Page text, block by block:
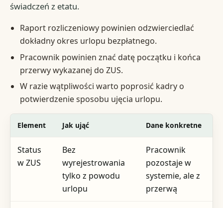
świadczeń z etatu.
Raport rozliczeniowy powinien odzwierciedlać
dokładny okres urlopu bezpłatnego.
Pracownik powinien znać datę początku i końca
przerwy wykazanej do ZUS.
W razie wątpliwości warto poprosić kadry o
potwierdzenie sposobu ujęcia urlopu.
Element Jak ująć Dane konkretne
Status
w ZUS
Bez
wyrejestrowania
tylko z powodu
urlopu
Pracownik
pozostaje w
systemie, ale z
przerwą